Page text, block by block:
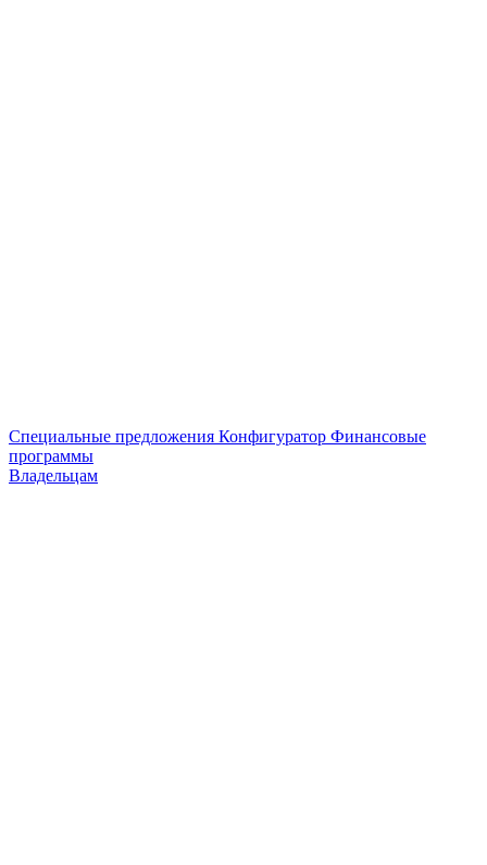
Специальные предложения Конфигуратор Финансовые
программы
Владельцам